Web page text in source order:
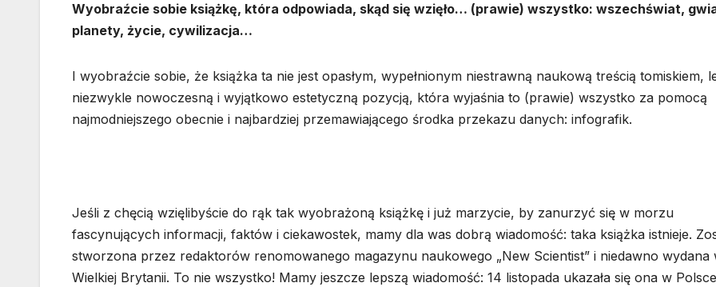
Wyobraźcie sobie książkę, która odpowiada, skąd się wzięło… (prawie) wszystko: wszechświat,
planety, życie, cywilizacja…
I wyobraźcie sobie, że książka ta nie jest opasłym, wypełnionym niestrawną naukową treścią tomiskiem,
niezwykle nowoczesną i wyjątkowo estetyczną pozycją, która wyjaśnia to (prawie) wszystko za pomocą
najmodniejszego obecnie i najbardziej przemawiającego środka przekazu danych: infografik.
Jeśli z chęcią wzięlibyście do rąk tak wyobrażoną książkę i już marzycie, by zanurzyć się w morzu
fascynujących informacji, faktów i ciekawostek, mamy dla was dobrą wiadomość: taka książka istnieje.
stworzona przez redaktorów renomowanego magazynu naukowego „New Scientist” i niedawno wydana
Wielkiej Brytanii. To nie wszystko! Mamy jeszcze lepszą wiadomość: 14 listopada ukazała się ona w Polsce